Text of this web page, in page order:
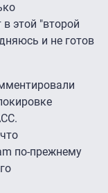
этой "второй
и не готов
по-прежнему